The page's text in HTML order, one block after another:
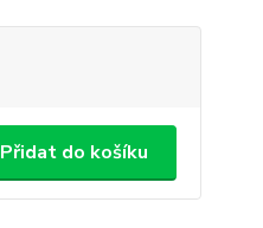
Přidat do košíku